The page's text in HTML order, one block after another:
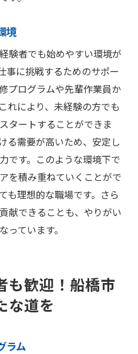
境
験者でも始めやすい環境が
事に挑戦するためのサポー
プログラムや先輩作業員か
れにより、未経験の方でも
タートすることができま
る需要が高いため、安定し
です。このような環境下で
を積み重ねていくことがで
も理想的な職場です。さら
献できることも、やりがい
っています。
も歓迎！船橋市
な道を
ラム